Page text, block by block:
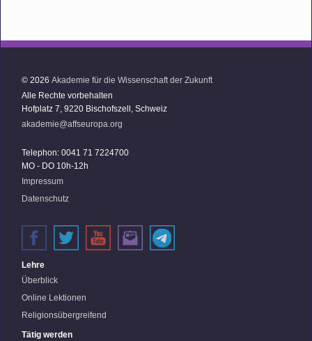
© 2026 Akademie für die Wissenschaft der Zukunft
Alle Rechte vorbehalten
Hofplatz 7, 9220 Bischofszell, Schweiz
akademie@affseuropa.org
Telephon: 0041 71 7224700
MO - DO 10h-12h
Impressum
Datenschutz
Lehre
Überblick
Online Lektionen
Religionsübergreifend
Tätig werden